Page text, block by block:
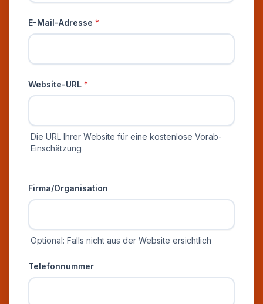
E-Mail-Adresse *
Website-URL *
Die URL Ihrer Website für eine kostenlose Vorab-
Einschätzung
Firma/Organisation
Optional: Falls nicht aus der Website ersichtlich
Telefonnummer